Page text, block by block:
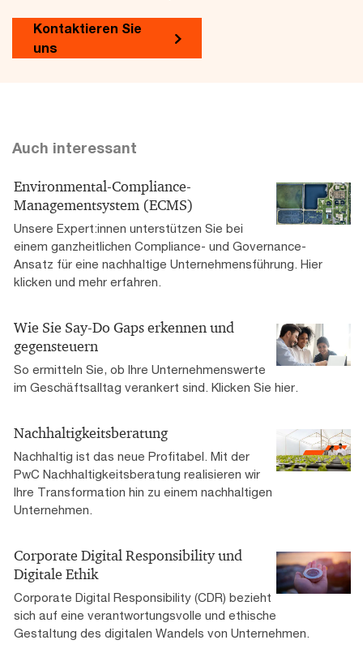
Kontaktieren Sie
uns
Auch interessant
Environmental-Compliance-
Managementsystem (ECMS)
Unsere Expert:innen unterstützen Sie bei
einem ganzheitlichen Compliance- und Governance-
Ansatz für eine nachhaltige Unternehmensführung. Hier
klicken und mehr erfahren.
Wie Sie Say-Do Gaps erkennen und
gegensteuern
So ermitteln Sie, ob Ihre Unternehmenswerte
im Geschäftsalltag verankert sind. Klicken Sie hier.
Nachhaltigkeitsberatung
Nachhaltig ist das neue Profitabel. Mit der
PwC Nachhaltigkeitsberatung realisieren wir
Ihre Transformation hin zu einem nachhaltigen
Unternehmen.
Corporate Digital Responsibility und
Digitale Ethik
Corporate Digital Responsibility (CDR) bezieht
sich auf eine verantwortungsvolle und ethische
Gestaltung des digitalen Wandels von Unternehmen.